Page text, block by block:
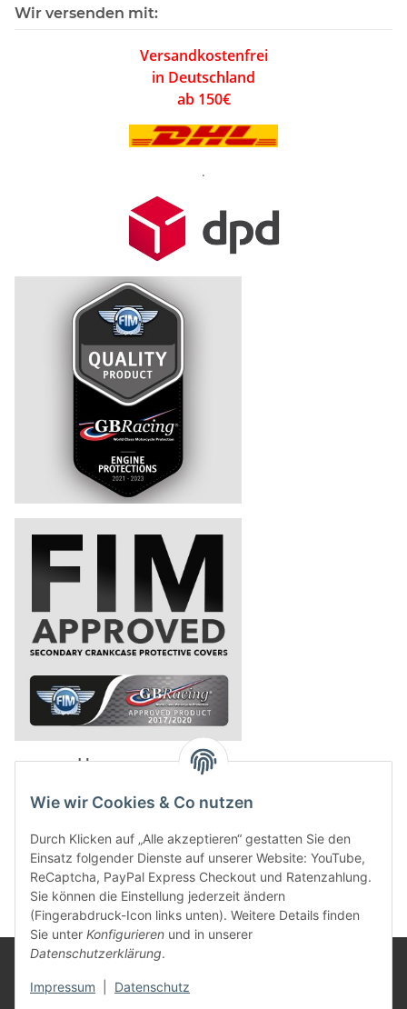
Wie wir Cookies & Co nutzen
Durch Klicken auf „Alle akzeptieren“ gestatten Sie den
Einsatz folgender Dienste auf unserer Website: YouTube,
ReCaptcha, PayPal Express Checkout und Ratenzahlung.
Sie können die Einstellung jederzeit ändern
(Fingerabdruck-Icon links unten). Weitere Details finden
Sie unter Konfigurieren und in unserer
Datenschutzerklärung.
Impressum Datenschutz
Wir versenden mit:
Versandkostenfrei
in Deutschland
ab 150€
.
powered by
Rechtliches